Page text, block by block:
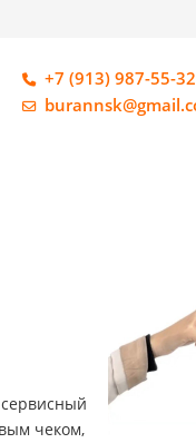
+7 (913) 987-55-32
чеком,